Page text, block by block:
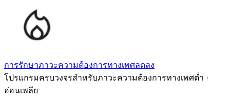
การรักษาภาวะความต้องการทางเพศลดลง
โปรแกรมครบวงจรสำหรับภาวะความต้องการทางเพศต่ำ ·
อ่อนเพลีย